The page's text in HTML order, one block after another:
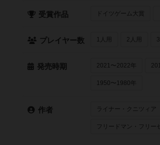
受賞作品 ドイツゲーム大賞
プレイヤー数 1人用 2人用
発売時期 2021〜2022年
1950〜1980年
作者 ライナー・クニツィア
フリードマン・フリー